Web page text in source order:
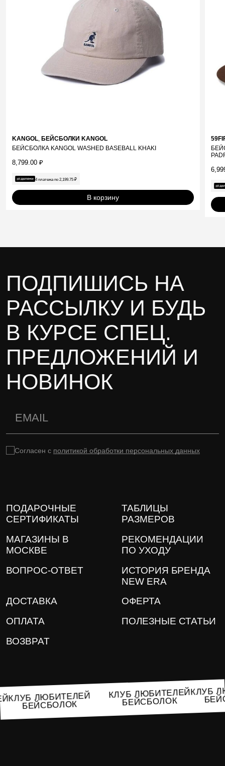
KANGOL, БЕЙСБОЛКИ KANGOL
БЕЙСБОЛКА KANGOL WASHED BASEBALL KHAKI
8,799.00 ₽
4 платежа по 2,199.75 ₽
В корзину
ПОДПИШИСЬ НА
РАССЫЛКУ И БУДЬ
В КУРСЕ СПЕЦ.
ПРЕДЛОЖЕНИЙ И
НОВИНОК
Согласен с политикой обработки персональных данных
ПОДАРОЧНЫЕ
СЕРТИФИКАТЫ
ТАБЛИЦЫ
РАЗМЕРОВ
МАГАЗИНЫ В
МОСКВЕ
РЕКОМЕНДАЦИИ
ПО УХОДУ
ВОПРОС-ОТВЕТ
ИСТОРИЯ БРЕНДА
NEW ERA
ДОСТАВКА
ОФЕРТА
ОПЛАТА
ПОЛЕЗНЫЕ СТАТЬИ
ВОЗВРАТ
КЛУБ ЛЮБИТЕЛЕЙ
БЕЙСБОЛОК
КЛУБ ЛЮБИТЕЛЕЙ
БЕЙСБОЛОК